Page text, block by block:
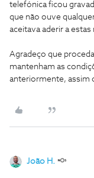
telefónica ficou
que não ouve
aceitava aderir a
Agradeço que
mantenham as
anteriormente, assim
João H.